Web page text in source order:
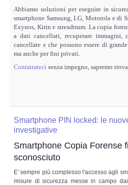
Forensics Readiness
Incident Response
Remote Digital Forensics
Acquisizione Forense
Sblocco PIN Smartphone
Abbiamo soluzioni per eseguire in
smartphone Samsung, LG, Motorola e di
Exynos, Kirin e streadtrum. La copia
a dati cancellati, recuperare immagini,
cancellate e che possono essere di
ma anche per fini privati.
Contattateci senza impegno, sapremo
Smartphone PIN locked: le
investigative
Smartphone Copia Forense
sconosciuto
E' sempre più complesso l'accesso agli
misure di sicurezza messe in campo